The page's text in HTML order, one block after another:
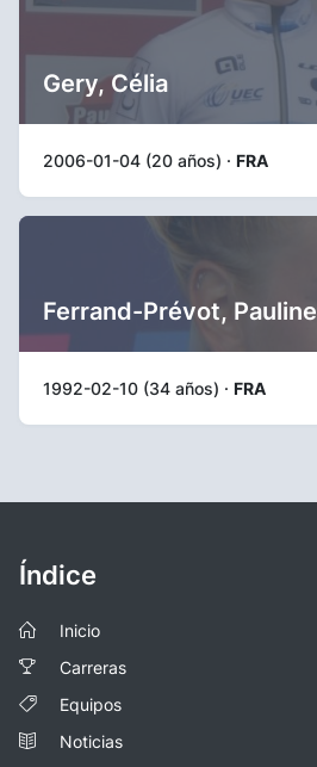
Gery, Célia
2006-01-04 (20 años) · FRA
Ferrand-Prévot, Pauline
1992-02-10 (34 años) · FRA
Índice
Inicio
Carreras
Equipos
Noticias